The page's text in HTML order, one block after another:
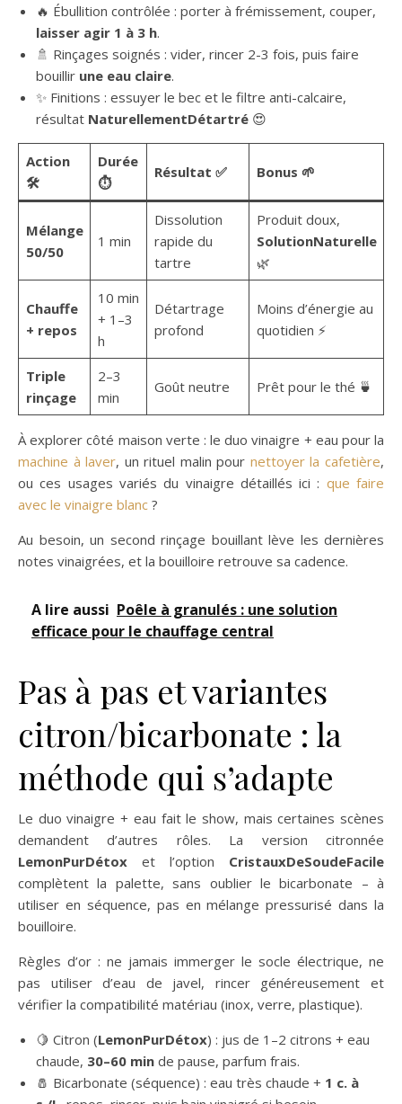
🔥 Ébullition contrôlée : porter à frémissement, couper,
laisser agir 1 à 3 h.
🚿 Rinçages soignés : vider, rincer 2-3 fois, puis faire
bouillir une eau claire.
✨ Finitions : essuyer le bec et le filtre anti-calcaire,
résultat NaturellementDétartré 😍
Action
🛠️
Durée
⏱️
Résultat ✅ Bonus 🌱
Mélange
50/50
1 min
Dissolution
rapide du
tartre
Produit doux,
SolutionNaturelle
🌿
Chauffe
+ repos
10 min
+ 1–3
h
Détartrage
profond
Moins d’énergie au
quotidien ⚡
Triple
rinçage
2–3
min
Goût neutre Prêt pour le thé 🍵
À explorer côté maison verte : le duo vinaigre + eau pour la
machine à laver, un rituel malin pour nettoyer la cafetière,
ou ces usages variés du vinaigre détaillés ici : que faire
avec le vinaigre blanc ?
Au besoin, un second rinçage bouillant lève les dernières
notes vinaigrées, et la bouilloire retrouve sa cadence.
A lire aussi Poêle à granulés : une solution
efficace pour le chauffage central
Pas à pas et variantes
citron/bicarbonate : la
méthode qui s’adapte
Le duo vinaigre + eau fait le show, mais certaines scènes
demandent d’autres rôles. La version citronnée
LemonPurDétox et l’option CristauxDeSoudeFacile
complètent la palette, sans oublier le bicarbonate – à
utiliser en séquence, pas en mélange pressurisé dans la
bouilloire.
Règles d’or : ne jamais immerger le socle électrique, ne
pas utiliser d’eau de javel, rincer généreusement et
vérifier la compatibilité matériau (inox, verre, plastique).
🍋 Citron (LemonPurDétox) : jus de 1–2 citrons + eau
chaude, 30–60 min de pause, parfum frais.
🧂 Bicarbonate (séquence) : eau très chaude + 1 c. à